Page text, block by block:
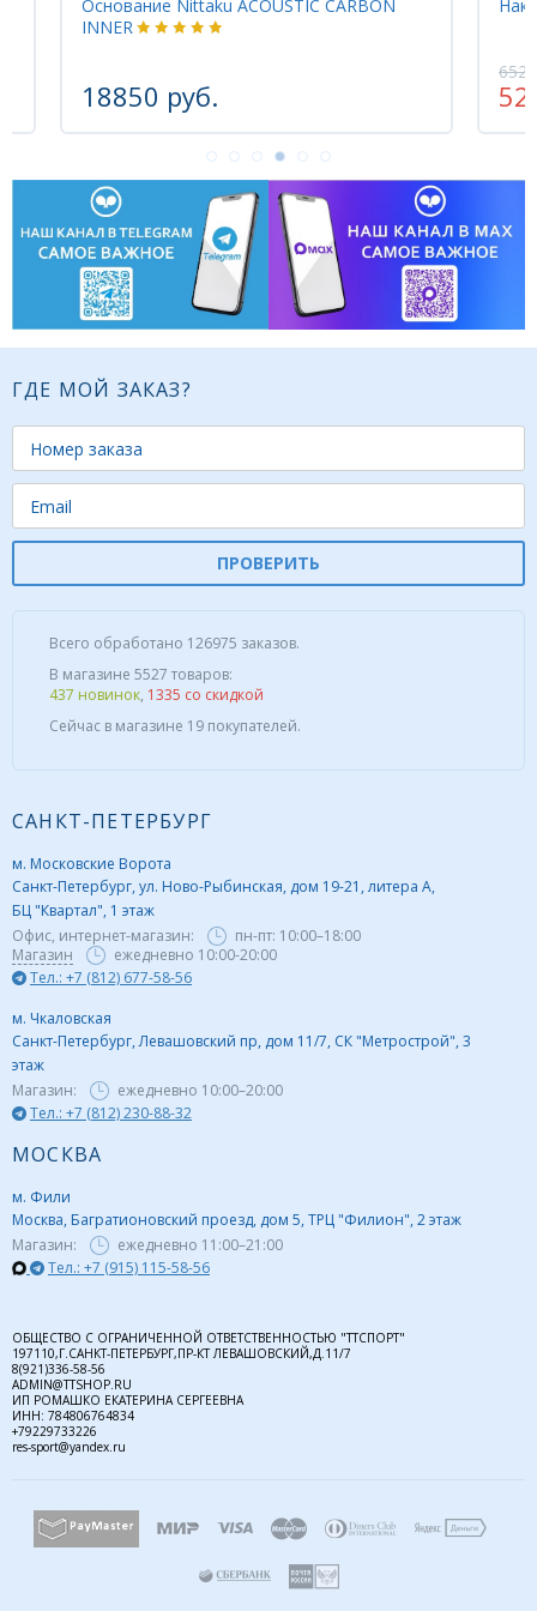
Накладка Nittaku GENEXTION
5220 руб.
ГДЕ МОЙ ЗАКАЗ?
ПРОВЕРИТЬ
Всего обработано 126975 заказов.
В магазине 5527 товаров:
437 новинок, 1335 со скидкой
Сейчас в магазине 19 покупателей.
САНКТ-ПЕТЕРБУРГ
м. Московские Ворота
Санкт-Петербург, ул. Ново-Рыбинская, дом 19-21, литера А,
БЦ "Квартал", 1 этаж
Офис, интернет-магазин:
пн-пт: 10:00–18:00
Магазин
ежедневно 10:00-20:00
Тел.: +7 (812) 677-58-56
м. Чкаловская
Санкт-Петербург, Левашовский пр, дом 11/7, СК "Метрострой", 3
этаж
Магазин:
ежедневно 10:00–20:00
Тел.: +7 (812) 230-88-32
МОСКВА
м. Фили
Москва, Багратионовский проезд, дом 5, ТРЦ "Филион", 2 этаж
Магазин:
ежедневно 11:00–21:00
Тел.: +7 (915) 115-58-56
ОБЩЕСТВО С ОГРАНИЧЕННОЙ ОТВЕТСТВЕННОСТЬЮ "ТТСПОРТ"
197110,Г.САНКТ-ПЕТЕРБУРГ,ПР-КТ ЛЕВАШОВСКИЙ,Д.11/7
8(921)336-58-56
ADMIN@TTSHOP.RU
ИП РОМАШКО ЕКАТЕРИНА СЕРГЕЕВНА
ИНН: 784806764834
+79229733226
res-sport@yandex.ru